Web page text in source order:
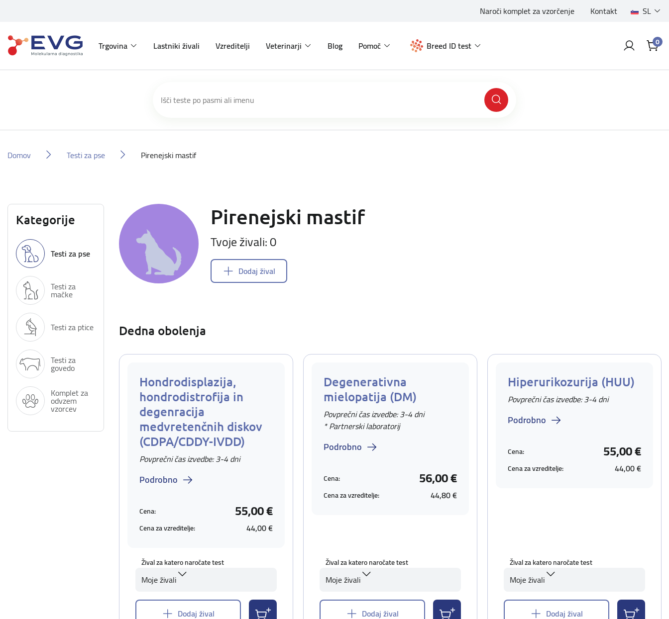
Naroči komplet za vzorčenje Kontakt SL
Trgovina Lastniki živali Vzreditelji Veterinarji Blog Pomoč Breed ID test 0
Domov Testi za pse Pirenejski mastif
Kategorije
Testi za pse
Testi za
mačke
Testi za ptice
Testi za
govedo
Komplet za
odvzem
vzorcev
Pirenejski mastif
Tvoje živali: 0
Dodaj žival
Dedna obolenja
Hondrodisplazija,
hondrodistrofija in
degenracija
medvretenčnih diskov
(CDPA/CDDY-IVDD)
Povprečni čas izvedbe: 3-4 dni
Podrobno
Cena: 55,00 €
Cena za vzreditelje: 44,00 €
Žival za katero naročate test
Moje živali
Dodaj žival
Degenerativna
mielopatija (DM)
Povprečni čas izvedbe: 3-4 dni
* Partnerski laboratorij
Podrobno
Cena: 56,00 €
Cena za vzreditelje: 44,80 €
Žival za katero naročate test
Moje živali
Dodaj žival
Hiperurikozurija (HUU)
Povprečni čas izvedbe: 3-4 dni
Podrobno
Cena: 55,00 €
Cena za vzreditelje: 44,00 €
Žival za katero naročate test
Moje živali
Dodaj žival